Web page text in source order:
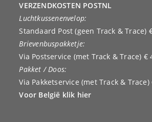
VERZENDKOSTEN POSTNL
Luchtkussenenvelop:
Standaard Post (geen Track & Trace)
Brievenbuspakketje:
Via Postservice (met Track & Trace) €
Pakket / Doos:
Via Pakketservice (met Track & Trace)
Voor België klik hier